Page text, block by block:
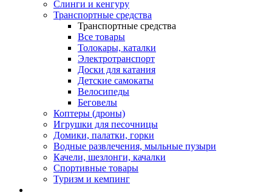
Слинги и кенгуру
Транспортные средства
Транспортные средства
Все товары
Толокары, каталки
Электротранспорт
Доски для катания
Детские самокаты
Велосипеды
Беговелы
Коптеры (дроны)
Игрушки для песочницы
Домики, палатки, горки
Водные развлечения, мыльные пузыри
Качели, шезлонги, качалки
Спортивные товары
Туризм и кемпинг